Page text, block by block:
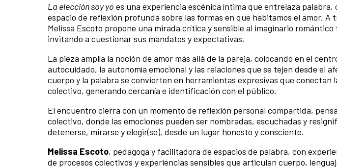
La elección soy yo es una experiencia escénica íntima que entrelaza
espacio de reflexión profunda sobre las formas en que habitamos el amor. A
Melissa Escoto propone una mirada crítica y sensible al imaginario
invitando a cuestionar sus mandatos y expectativas.
La pieza amplía la noción de amor más allá de la pareja, colocando en el
autocuidado, la autonomía emocional y las relaciones que se tejen desde el
cuerpo y la palabra se convierten en herramientas expresivas que conectan
colectivo, generando cercanía e identificación con el público.
El encuentro cierra con un momento de reflexión personal compartida,
colectivo, donde las emociones pueden ser nombradas, escuchadas y
detenerse, mirarse y elegir(se), desde un lugar honesto y consciente.
Melissa Escoto, pedagoga y facilitadora de espacios de palabra, con
de procesos colectivos y experiencias sensibles que articulan cuerpo,